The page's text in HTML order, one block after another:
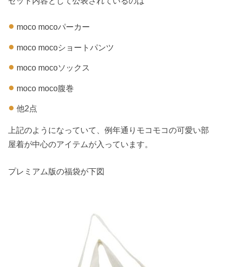
moco mocoパーカー
moco mocoショートパンツ
moco mocoソックス
moco moco腹巻
他2点
上記のようになっていて、例年通りモコモコの可愛い部
屋着が中心のアイテムが入っています。
プレミアム版の福袋が下図